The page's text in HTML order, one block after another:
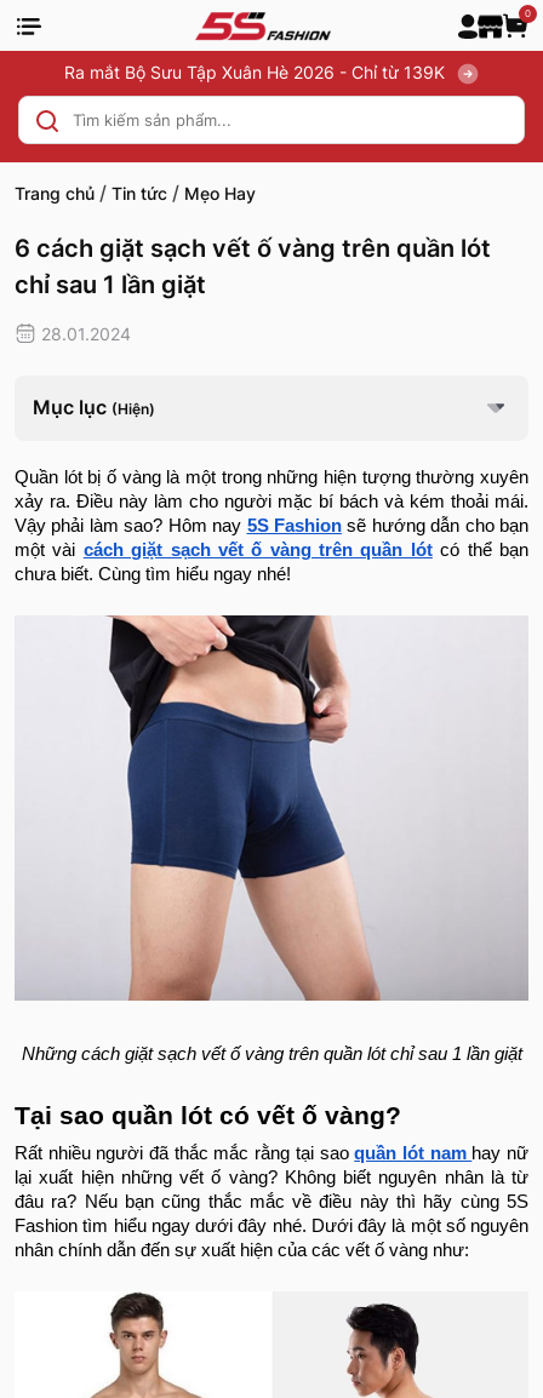
0
Ra mắt Bộ Sưu Tập Xuân Hè 2026 - Chỉ từ 139K
Trang chủ / Tin tức / Mẹo Hay
6 cách giặt sạch vết ố vàng trên quần lót
chỉ sau 1 lần giặt
28.01.2024
Mục lục (Hiện)
Quần lót bị ố vàng là một trong những hiện tượng thường xuyên
xảy ra. Điều này làm cho người mặc bí bách và kém thoải mái.
Vậy phải làm sao? Hôm nay 5S Fashionsẽ hướng dẫn cho bạn
một vài cách giặt sạch vết ố vàng trên quần lótcó thể bạn
chưa biết. Cùng tìm hiểu ngay nhé!
Những cách giặt sạch vết ố vàng trên quần lót chỉ sau 1 lần giặt
Tại sao quần lót có vết ố vàng?
Rất nhiều người đã thắc mắc rằng tại saoquần lót nam hay nữ
lại xuất hiện những vết ố vàng? Không biết nguyên nhân là từ
đâu ra? Nếu bạn cũng thắc mắc về điều này thì hãy cùng 5S
Fashion tìm hiểu ngay dưới đây nhé. Dưới đây là một số nguyên
nhân chính dẫn đến sự xuất hiện của các vết ố vàng như: